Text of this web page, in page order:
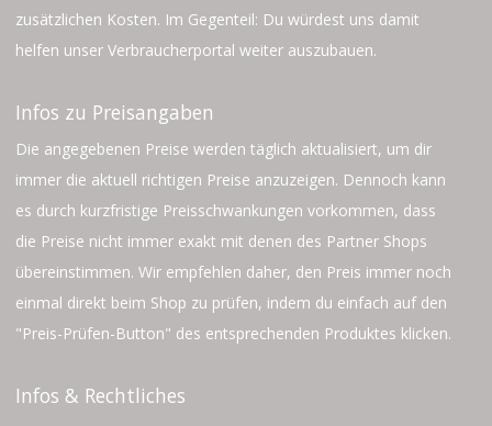
zusätzlichen Kosten. Im Gegenteil: Du würdest uns damit
helfen unser Verbraucherportal weiter auszubauen.
Infos zu Preisangaben
Die angegebenen Preise werden täglich aktualisiert, um dir
immer die aktuell richtigen Preise anzuzeigen. Dennoch kann
es durch kurzfristige Preisschwankungen vorkommen, dass
die Preise nicht immer exakt mit denen des Partner Shops
übereinstimmen. Wir empfehlen daher, den Preis immer noch
einmal direkt beim Shop zu prüfen, indem du einfach auf den
"Preis-Prüfen-Button" des entsprechenden Produktes klicken.
Infos & Rechtliches